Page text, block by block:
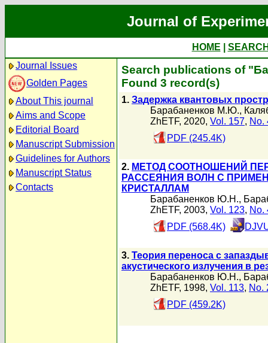
Journal of
HOME
Journal Issues
Golden Pages
About This journal
Aims and Scope
Editorial Board
Manuscript Submission
Guidelines for Authors
Manuscript Status
Contacts
Search publications of
Found 3 record(s)
1. Задержка квантовых
Барабаненков М.Ю.,
ZhETF, 2020, Vol. 157, No.
PDF (245.4K)
2. МЕТОД СООТНОШЕНИЙ
РАССЕЯНИЯ ВОЛН С
КРИСТАЛЛАМ
Барабаненков Ю.Н.,
ZhETF, 2003, Vol. 123, No.
PDF (568.4K)
3. Теория переноса с
акустического излучения в
Барабаненков Ю.Н.,
ZhETF, 1998, Vol. 113, No.
PDF (459.2K)